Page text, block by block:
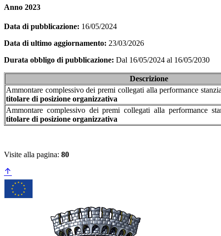
Anno 2023
Data di pubblicazione: 16/05/2024
Data di ultimo aggiornamento: 23/03/2026
Durata obbligo di pubblicazione: Dal 16/05/2024 al 16/05/2030
Descrizione
Ammontare complessivo dei premi collegati alla performance
titolare di posizione organizzativa
Ammontare complessivo dei premi collegati alla performance
titolare di posizione organizzativa
Visite alla pagina: 80